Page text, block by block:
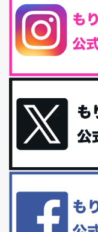
腸内環境を整えること
は思っています。 ヒ
iHerb特大セール終了
最近お風呂上がりの炭
今回は、最近毎回定期
礼品トップ５を紹介し
更年期を穏やかに乗り
アラフィフからの体と
といった更年期症状は
白髪・美容・免疫力、
リーブオイルorごま油